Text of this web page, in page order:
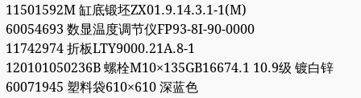
11501592M 缸底锻坯ZX01.9.14.3.1-1(M)
60054693 数显温度调节仪FP93-8I-90-0000
11742974 折板LTY9000.21A.8-1
120101050236B 螺栓M10×135GB16674.1 10.9级 镀白锌
60071945 塑料袋610×610 深蓝色